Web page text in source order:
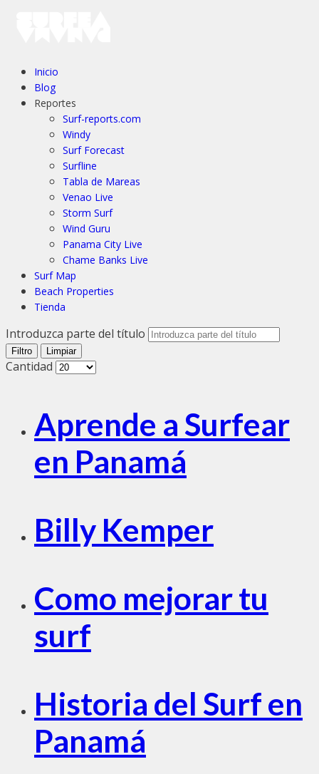
Inicio
Blog
Reportes
Surf-reports.com
Windy
Surf Forecast
Surfline
Tabla de Mareas
Venao Live
Storm Surf
Wind Guru
Panama City Live
Chame Banks Live
Surf Map
Beach Properties
Tienda
Introduzca parte del título
Filtro Limpiar
Cantidad
Aprende a Surfear
en Panamá
Billy Kemper
Como mejorar tu
surf
Historia del Surf en
Panamá